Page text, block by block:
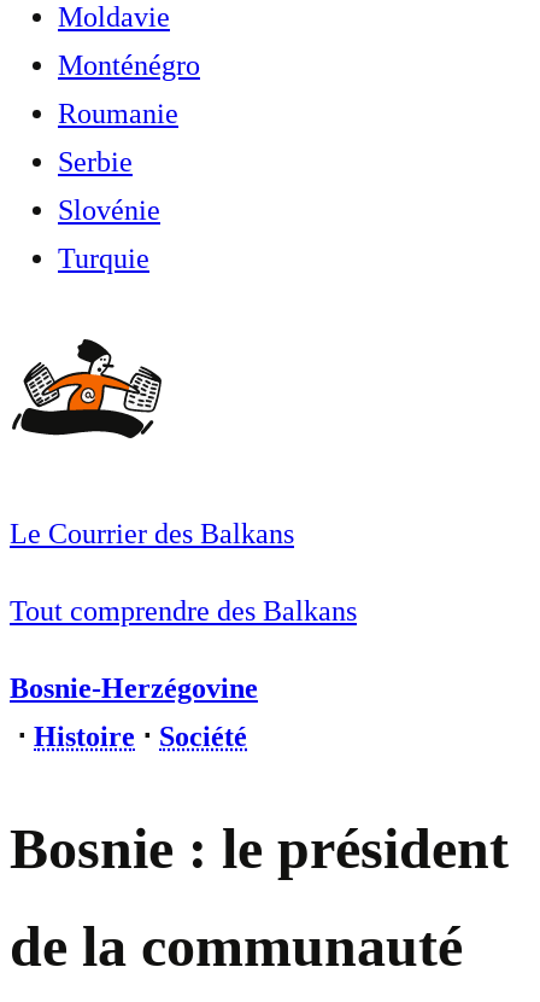
Moldavie
Monténégro
Roumanie
Serbie
Slovénie
Turquie
Le Courrier des Balkans
Tout comprendre des Balkans
Bosnie-Herzégovine
⋅ Histoire ⋅ Société
Bosnie : le président
de la communauté